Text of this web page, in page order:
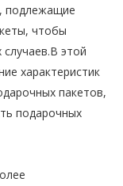
подлежащие
чтобы
этой
характеристик
пакетов,
подарочных